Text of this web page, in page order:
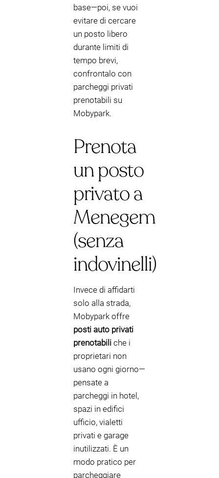
base—poi, se vuoi
evitare di cercare
un posto libero
durante limiti di
tempo brevi,
confrontalo con
parcheggi privati
prenotabili su
Mobypark.
Prenota
un posto
privato a
Menegem
(senza
indovinelli)
Invece di affidarti
solo alla strada,
Mobypark offre
posti auto privati
prenotabili che i
proprietari non
usano ogni giorno—
pensate a
parcheggi in hotel,
spazi in edifici
ufficio, vialetti
privati e garage
inutilizzati. È un
modo pratico per
parcheggiare